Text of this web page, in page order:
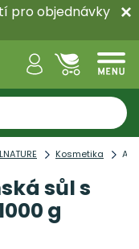
pro objednávky
Kosmetika
sůl s
g